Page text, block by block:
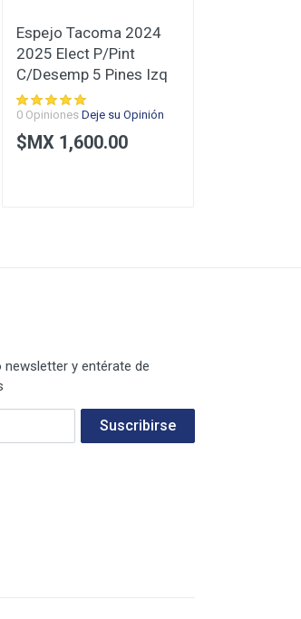
Espejo Tacoma 2024
2025 Elect P/Pint
C/Desemp 5 Pines Izq
0 Opiniones Deje su Opinión
$MX 1,600.00
y entérate de
Suscribirse